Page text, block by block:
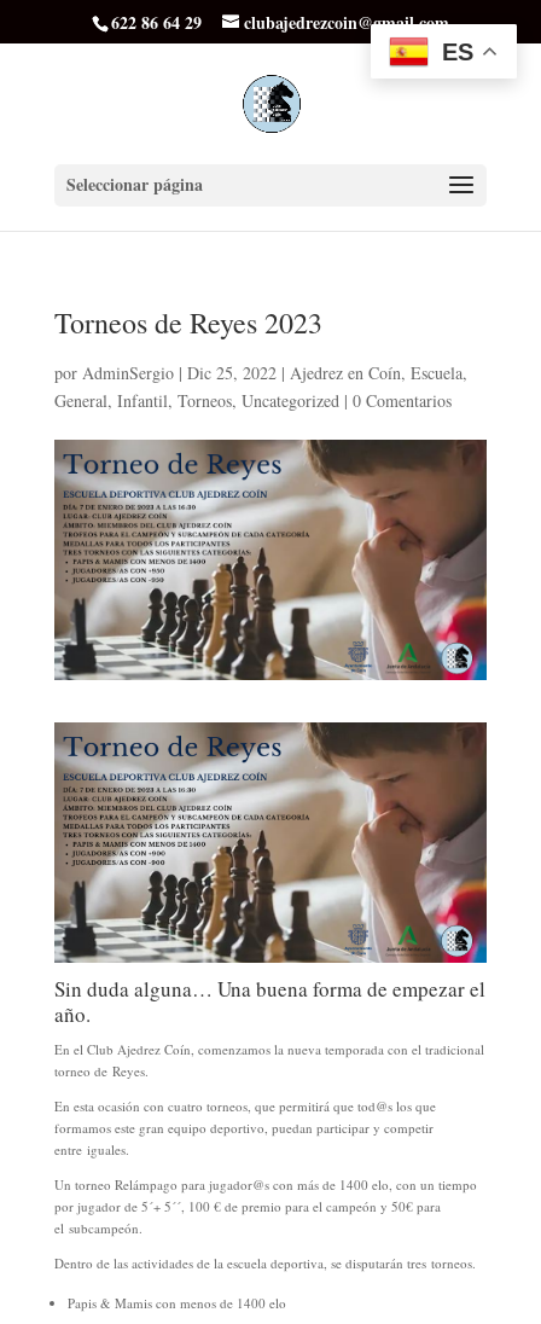
622 86 64 29 clubajedrezcoin@gmail.com
Seleccionar página
Torneos de Reyes 2023
por AdminSergio| Dic 25, 2022| Ajedrez en Coín, Escuela,
General, Infantil, Torneos, Uncategorized| 0 Comentarios
Sin duda alguna… Una buena forma de empezar el
año.
En el Club Ajedrez Coín, comenzamos la nueva temporada con el tradicional
torneo de Reyes.
En esta ocasión con cuatro torneos, que permitirá que tod@s los que
formamos este gran equipo deportivo, puedan participar y competir
entre iguales.
Un torneo Relámpago para jugador@s con más de 1400 elo, con un tiempo
por jugador de 5´+ 5´´, 100 € de premio para el campeón y 50€ para
el subcampeón.
Dentro de las actividades de la escuela deportiva, se disputarán tres torneos.
Papis & Mamis con menos de 1400 elo
ES